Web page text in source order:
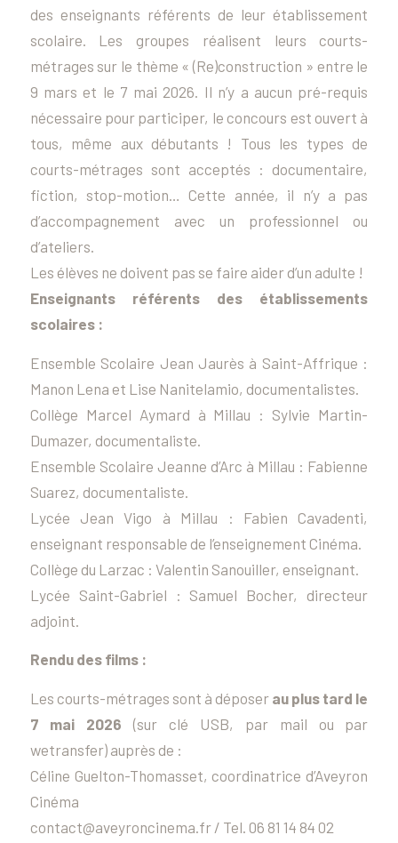
des enseignants référents de leur établissement
scolaire. Les groupes réalisent leurs courts-
métrages sur le thème « (Re)construction » entre le
9 mars et le 7 mai 2026. Il n’y a aucun pré-requis
nécessaire pour participer, le concours est ouvert à
tous, même aux débutants ! Tous les types de
courts-métrages sont acceptés : documentaire,
fiction, stop-motion… Cette année, il n’y a pas
d’accompagnement avec un professionnel ou
d’ateliers.
Les élèves ne doivent pas se faire aider d’un adulte !
Enseignants référents des établissements
scolaires :
Ensemble Scolaire Jean Jaurès à Saint-Affrique :
Manon Lena et Lise Nanitelamio, documentalistes.
Collège Marcel Aymard à Millau : Sylvie Martin-
Dumazer, documentaliste.
Ensemble Scolaire Jeanne d’Arc à Millau : Fabienne
Suarez, documentaliste.
Lycée Jean Vigo à Millau : Fabien Cavadenti,
enseignant responsable de l’enseignement Cinéma.
Collège du Larzac : Valentin Sanouiller, enseignant.
Lycée Saint-Gabriel : Samuel Bocher, directeur
adjoint.
Rendu des films :
Les courts-métrages sont à déposer au plus tard le
7 mai 2026 (sur clé USB, par mail ou par
wetransfer) auprès de :
Céline Guelton-Thomasset, coordinatrice d’Aveyron
Cinéma
contact@aveyroncinema.fr / Tel. 06 81 14 84 02